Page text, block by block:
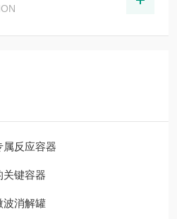
属反应容器
关键容器
波消解罐